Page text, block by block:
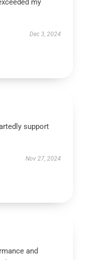
my
Dec 3, 2024
support
Nov 27, 2024
and